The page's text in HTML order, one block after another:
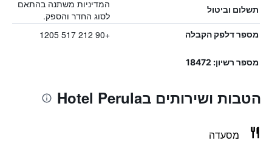
תשלום וביטול
המדיניות משתנה בהתאם
לסוג החדר והספק.
מספר דלפק הקבלה +90 212 517 1205
מספר רשיון: 18472
הטבות ושירותים בHotel Perula
מסעדה